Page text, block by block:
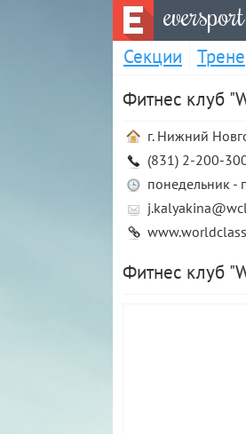
eversport
Секции
Фитнес клуб
г. Нижний
(831) 2-200-
понедельник -
Фитнес клуб